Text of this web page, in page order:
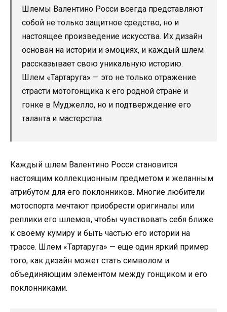
Шлемы Валентино Росси всегда представляют
собой не только защитное средство, но и
настоящее произведение искусства. Их дизайн
основан на истории и эмоциях, и каждый шлем
рассказывает свою уникальную историю.
Шлем «Тартаруга» — это не только отражение
страсти мотогонщика к его родной стране и
гонке в Муджелло, но и подтверждение его
таланта и мастерства.
Каждый шлем Валентино Росси становится
настоящим коллекционным предметом и желанным
атрибутом для его поклонников. Многие любители
мотоспорта мечтают приобрести оригиналы или
реплики его шлемов, чтобы чувствовать себя ближе
к своему кумиру и быть частью его истории на
трассе. Шлем «Тартаруга» — еще один яркий пример
того, как дизайн может стать символом и
объединяющим элементом между гонщиком и его
поклонниками.